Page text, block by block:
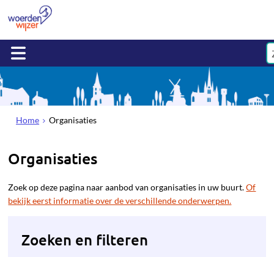
Home Organisaties
Organisaties
Zoek op deze pagina naar aanbod van organisaties in uw buurt.Of
bekijk eerst informatie over de verschillende onderwerpen.
Zoeken en filteren